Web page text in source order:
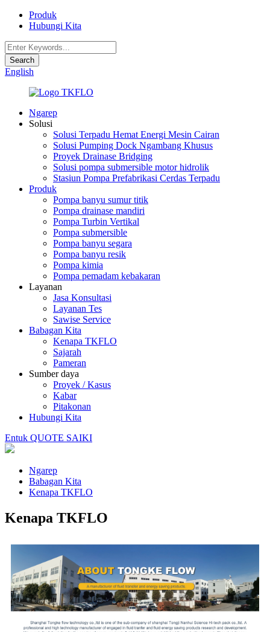
Produk
Hubungi Kita
English
Ngarep
Solusi
Solusi Terpadu Hemat Energi Mesin Cairan
Solusi Pumping Dock Ngambang Khusus
Proyek Drainase Bridging
Solusi pompa submersible motor hidrolik
Stasiun Pompa Prefabrikasi Cerdas Terpadu
Produk
Pompa banyu sumur titik
Pompa drainase mandiri
Pompa Turbin Vertikal
Pompa submersible
Pompa banyu segara
Pompa banyu resik
Pompa kimia
Pompa pemadam kebakaran
Layanan
Jasa Konsultasi
Layanan Tes
Sawise Service
Babagan Kita
Kenapa TKFLO
Sajarah
Pameran
Sumber daya
Proyek / Kasus
Kabar
Pitakonan
Hubungi Kita
Entuk QUOTE SAIKI
Ngarep
Babagan Kita
Kenapa TKFLO
Kenapa TKFLO